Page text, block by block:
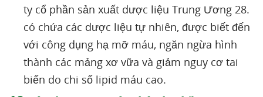
ty cổ phần sản xuất dược liệu Trung Ương 28.
có chứa các dược liệu tự nhiên, được biết đến
với công dụng hạ mỡ máu, ngăn ngừa hình
thành các mảng xơ vữa và giảm nguy cơ tai
biến do chi số lipid máu cao.